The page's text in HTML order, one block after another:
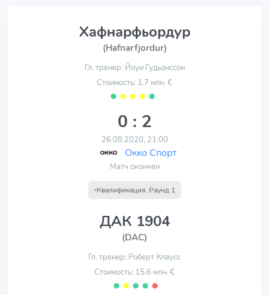
Хафнарфьордур
(Hafnarfjordur)
Гл. тренер: Йоуи Гудьонссон
Стоимость: 1.7 млн. €
⬤ ⬤ ⬤ ⬤ ⬤
0 : 2
26.08.2020, 21:00
Окко Спорт
Матч окончен
Квалификация. Раунд 1
ДАК 1904
(DAC)
Гл. тренер: Роберт Клаусс
Стоимость: 15.6 млн. €
⬤ ⬤ ⬤ ⬤ ⬤